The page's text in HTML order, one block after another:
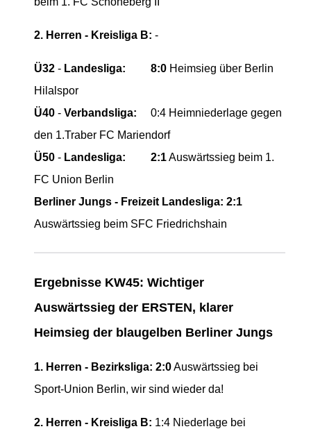
2. Herren - Kreisliga B: -
Ü32 - Landesliga: 8:0 Heimsieg über Berlin
Hilalspor
Ü40 - Verbandsliga: 0:4 Heimniederlage gegen
den 1.Traber FC Mariendorf
Ü50 - Landesliga: 2:1Auswärtssieg beim 1.
FC Union Berlin
Berliner Jungs - Freizeit Landesliga: 2:1
Auswärtssieg beim SFC Friedrichshain
Ergebnisse KW45: Wichtiger
Auswärtssieg der ERSTEN, klarer
Heimsieg der blaugelben Berliner Jungs
1. Herren - Bezirksliga: 2:0Auswärtssieg bei
Sport-Union Berlin, wir sind wieder da!
2. Herren - Kreisliga B: 1:4 Niederlage bei